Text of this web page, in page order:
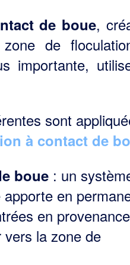
de boue,
de
importante,
sont
à contact de
boue : un
en
en
la zone de